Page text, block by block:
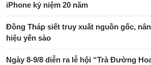
iPhone kỷ niệm 20 năm
Đồng Tháp siết truy xuất nguồn gốc,
hiệu yến sào
Ngày 8-9/8 diễn ra lễ hội “Trà Đường